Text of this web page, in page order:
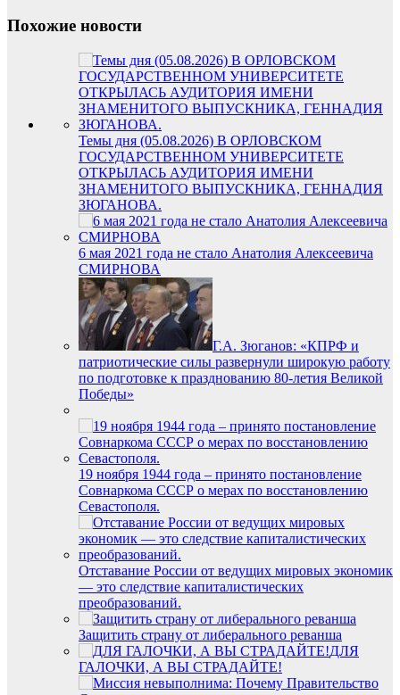
Похожие новости
Темы дня (05.08.2026) В ОРЛОВСКОМ
ГОСУДАРСТВЕННОМ УНИВЕРСИТЕТЕ
ОТКРЫЛАСЬ АУДИТОРИЯ ИМЕНИ
ЗНАМЕНИТОГО ВЫПУСКНИКА, ГЕННАДИЯ
ЗЮГАНОВА.
6 мая 2021 года не стало Анатолия Алексеевича
СМИРНОВА
Г.А. Зюганов: «КПРФ и
патриотические силы развернули широкую работу
по подготовке к празднованию 80-летия Великой
Победы»
19 ноября 1944 года – принято постановление
Совнаркома СССР о мерах по восстановлению
Севастополя.
Отставание России от ведущих мировых экономик
— это следствие капиталистических
преобразований.
Защитить страну от либерального реванша
ДЛЯ
ГАЛОЧКИ, А ВЫ СТРАДАЙТЕ!